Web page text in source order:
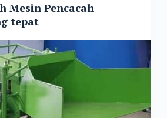
Mesin Pencacah
tepat